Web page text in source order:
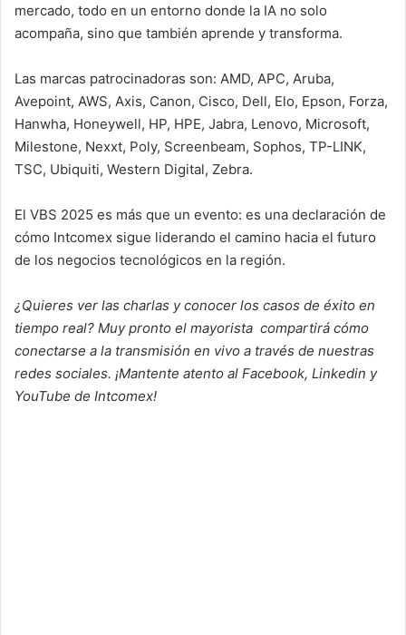
mercado, todo en un entorno donde la IA no solo
acompaña, sino que también aprende y transforma.
Las marcas patrocinadoras son: AMD, APC, Aruba,
Avepoint, AWS, Axis, Canon, Cisco, Dell, Elo, Epson, Forza,
Hanwha, Honeywell, HP, HPE, Jabra, Lenovo, Microsoft,
Milestone, Nexxt, Poly, Screenbeam, Sophos, TP-LINK,
TSC, Ubiquiti, Western Digital, Zebra.
El VBS 2025 es más que un evento: es una declaración de
cómo Intcomex sigue liderando el camino hacia el futuro
de los negocios tecnológicos en la región.
¿Quieres ver las charlas y conocer los casos de éxito en
tiempo real? Muy pronto el mayorista compartirá cómo
conectarse a la transmisión en vivo a través de nuestras
redes sociales. ¡Mantente atento al Facebook, Linkedin y
YouTube de Intcomex!